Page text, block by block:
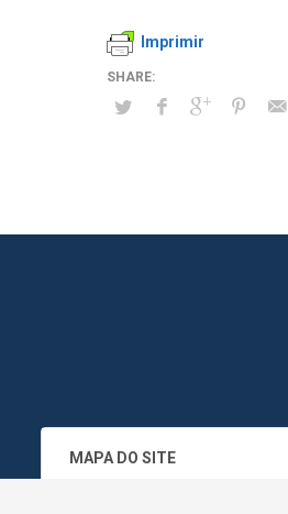
Imprimir
MAPA DO SITE